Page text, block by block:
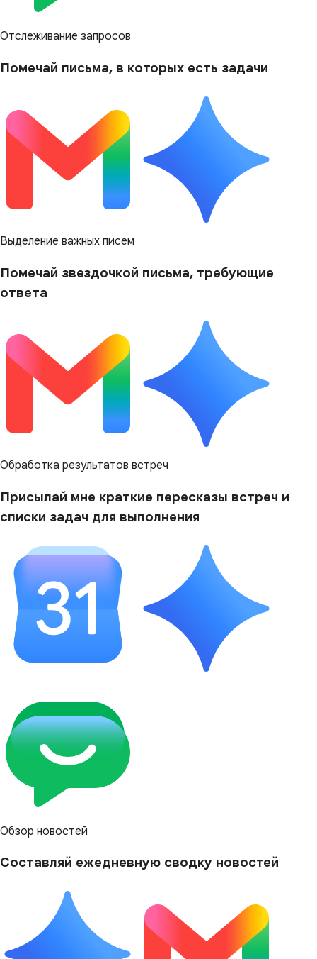
Отслеживание запросов
Помечай письма, в которых есть задачи
Выделение важных писем
Помечай звездочкой письма, требующие
ответа
Обработка результатов встреч
Присылай мне краткие пересказы встреч и
списки задач для выполнения
Обзор новостей
Составляй ежедневную сводку новостей